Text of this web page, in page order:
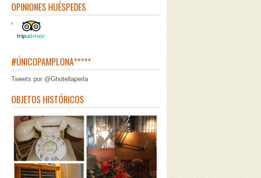
OPINIONES HUÉSPEDES
#ÚNICOPAMPLONA*****
Tweets por @Ghotellaperla
OBJETOS HISTÓRICOS